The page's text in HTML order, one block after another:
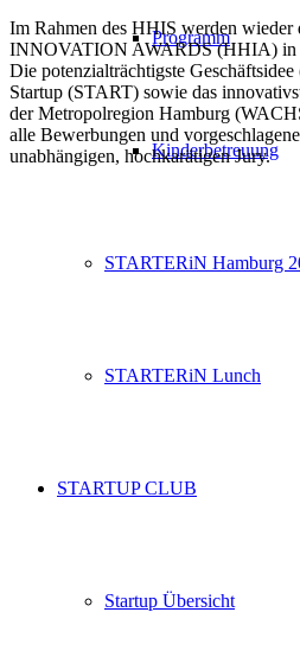
Programm
Kinderbetreuung
STARTERiN Hamburg
STARTERiN Lunch
STARTUP CLUB
Startup Übersicht
Im Rahmen des HHIS werden
INNOVATION AWARDS (HHIA) in
Die potenzialträchtigste
Startup (START) sowie das
der Metropolregion Hamburg
alle Bewerbungen und
unabhängigen, hochkarätigen Jury.